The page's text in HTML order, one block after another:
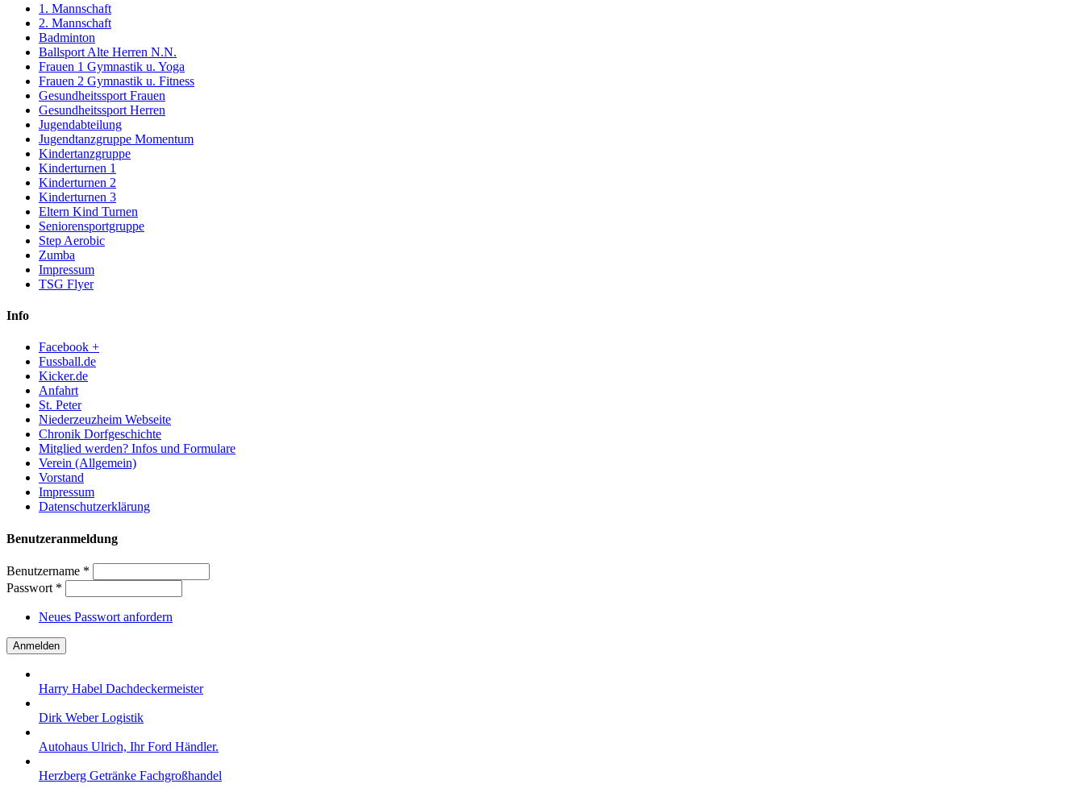
1. Mannschaft
2. Mannschaft
Badminton
Ballsport Alte Herren N.N.
Frauen 1 Gymnastik u. Yoga
Frauen 2 Gymnastik u. Fitness
Gesundheitssport Frauen
Gesundheitssport Herren
Jugendabteilung
Jugendtanzgruppe Momentum
Kindertanzgruppe
Kinderturnen 1
Kinderturnen 2
Kinderturnen 3
Eltern Kind Turnen
Seniorensportgruppe
Step Aerobic
Zumba
Impressum
TSG Flyer
Info
Facebook +
Fussball.de
Kicker.de
Anfahrt
St. Peter
Niederzeuzheim Webseite
Chronik Dorfgeschichte
Mitglied werden? Infos und Formulare
Verein (Allgemein)
Vorstand
Impressum
Datenschutzerklärung
Benutzeranmeldung
Benutzername *
Passwort *
Neues Passwort anfordern
Harry Habel Dachdeckermeister
Dirk Weber Logistik
Autohaus Ulrich, Ihr Ford Händler.
Herzberg Getränke Fachgroßhandel